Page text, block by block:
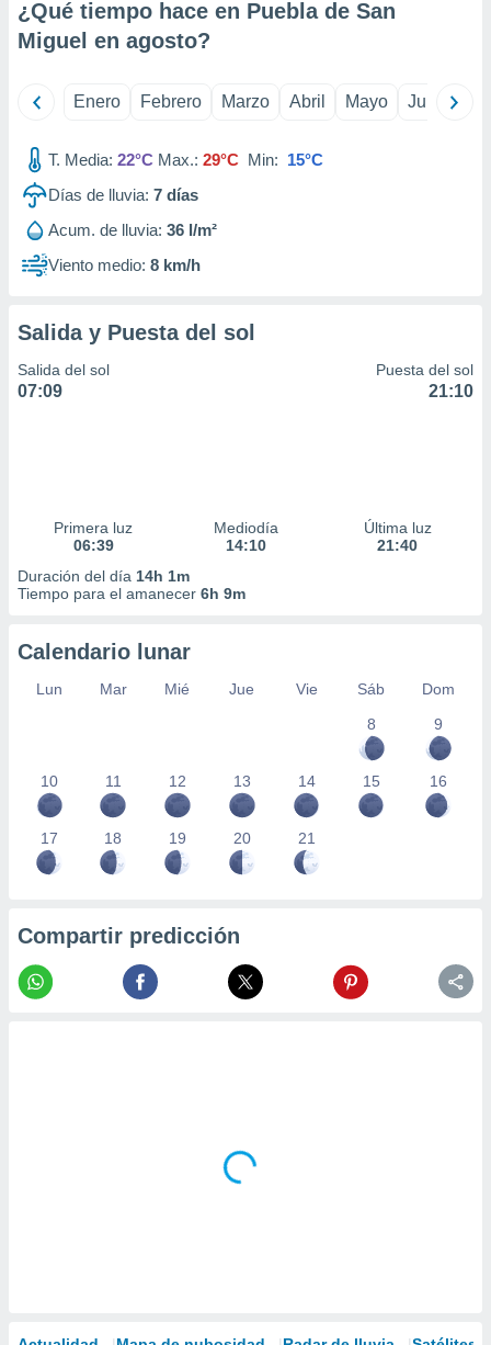
utilizar
uso de
contenido
medir el
de la
el
de
de
de
e
mediante
1199
¿Qué tiempo hace en Puebla de San
Miguel en agosto?
Enero Febrero Marzo Abril Mayo Junio
T. Media: 22°C Max.: 29°C Min: 15°C
Días de lluvia: 7 días
Acum. de lluvia: 36 l/m²
Viento medio: 8 km/h
Salida y Puesta del sol
Salida del sol
07:09
Puesta del sol
21:10
Primera luz
06:39
Mediodía
14:10
Última luz
21:40
Duración del día 14h 1m
Tiempo para el amanecer 6h 9m
Calendario lunar
Lun Mar Mié Jue Vie Sáb
Dom
8
9
10 11 12 13 14 15 16
17 18 19 20 21
Compartir predicción